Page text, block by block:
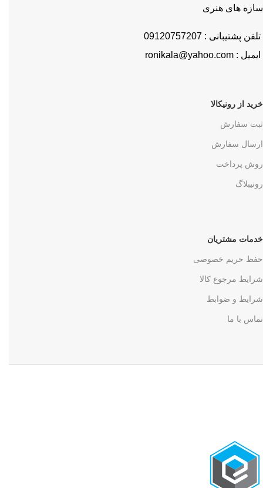
سازه های هنری
تلفن پشتیبانی : 09120757207
ایمیل : ronikala@yahoo.com
خرید از رونیکالا
ثبت سفارش
ارسال سفارش
روش پرداخت
رونیبلاگ
خدمات مشتریان
حفظ حریم خصوصی
شرایط مرجوع کالا
شرایط و ضوابط
تماس با ما